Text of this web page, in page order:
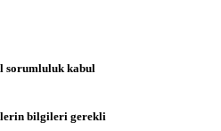
sorumluluk kabul
bilgileri gerekli